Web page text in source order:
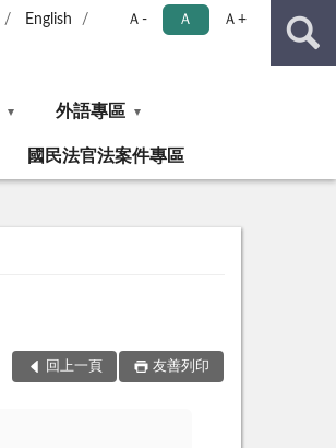
English Ａ- Ａ Ａ+
外語專區
國民法官法案件專區
回上一頁 友善列印